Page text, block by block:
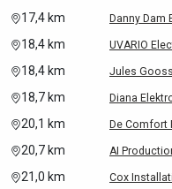
17,4 km Danny Dam
18,4 km UVARIO
18,4 km Jules
18,7 km Diana
20,1 km De Comfort
20,7 km AI
21,0 km Cox